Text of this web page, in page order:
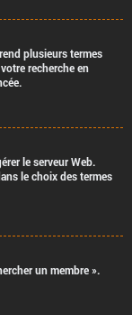
plusieurs termes
recherche en
le serveur Web.
le choix des termes
un membre ».